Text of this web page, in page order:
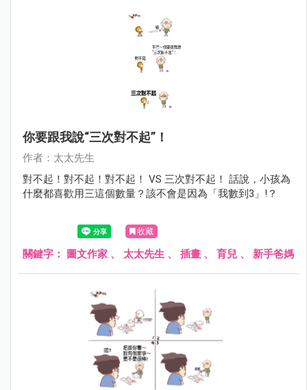
你要跟我說“三次對不起”！
作者：太太先生
對不起！對不起！對不起！ VS 三次對不起！ 話說，小孩為
什麼都喜歡用三這個數量？該不會是因為「我數到3」!？
收藏
關鍵字： 圖文作家 、 太太先生 、 插畫 、 育兒 、 新手爸媽